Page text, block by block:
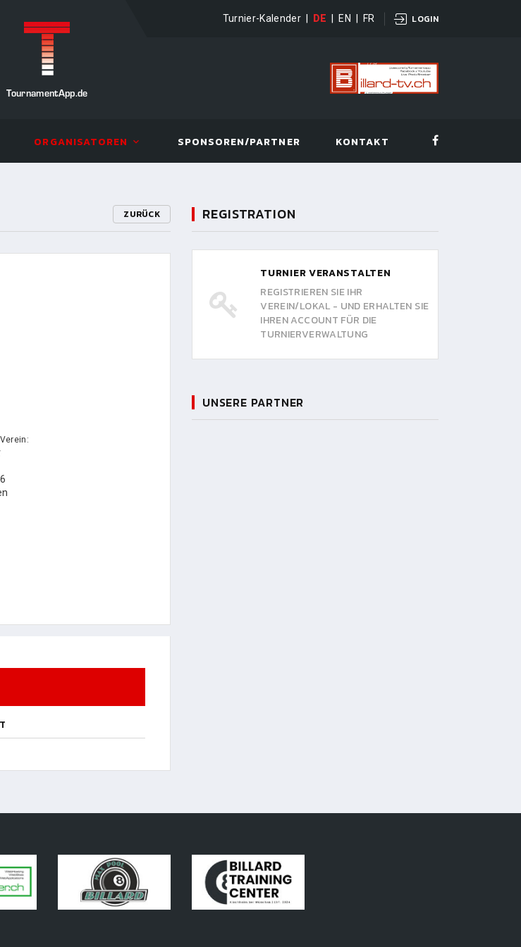
Turnier-Kalender DE EN FR LOGIN
TournamentApp.de
ORGANISATOREN SPONSOREN/PARTNER KONTAKT
REGISTRATION
TURNIER VERANSTALTEN
REGISTRIEREN SIE IHR
VEREIN/LOKAL - UND ERHALTEN SIE
IHREN ACCOUNT FÜR DIE
TURNIERVERWALTUNG
UNSERE PARTNER
ZURÜCK